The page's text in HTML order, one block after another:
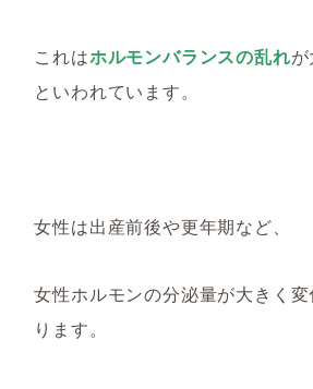
これはホルモンバランスの乱れ
といわれています。
女性は出産前後や更年期など、
女性ホルモンの分泌量が大きく
ります。